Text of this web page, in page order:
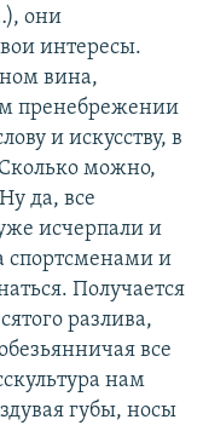
они
интересы.
вина,
пренебрежении
и искусству, в
можно,
да, все
исчерпали и
спортсменами и
Получается
разлива,
все
нам
губы, носы